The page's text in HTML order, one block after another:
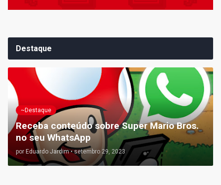
Destaque
~Destaque
Receba conteúdo sobre Super Mario Bros.
no seu WhatsApp
por Eduardo Jardim • setembro 29, 2023